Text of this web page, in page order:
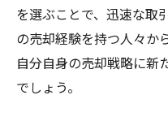
を選ぶことで、迅速な取
の売却経験を持つ人々か
自分自身の売却戦略に新
でしょう。